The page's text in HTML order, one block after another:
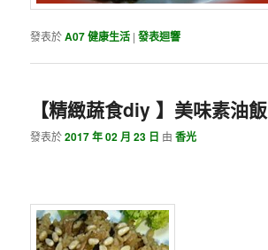
發表於A07 健康生活 |發表迴響
【精緻蔬食diy 】美味素油飯
發表於2017 年 02 月 23 日 由香光